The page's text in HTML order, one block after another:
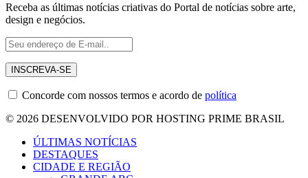
Receba as últimas notícias criativas do Portal de notícias sobre arte,
design e negócios.
Concorde com nossos termos e acordo de política
© 2026 DESENVOLVIDO POR HOSTING PRIME BRASIL
ÚLTIMAS NOTÍCIAS
DESTAQUES
CIDADE E REGIÃO